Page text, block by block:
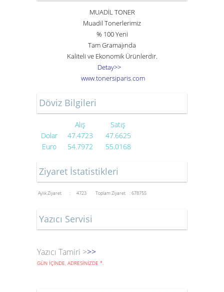
MUADİL TONER
Muadil Tonerlerimiz
% 100 Yeni
Tam Gramajında
Kaliteli ve Ekonomik Ürünlerdir.
Detay>>
www.tonersiparis.com
Döviz Bilgileri
Alış
Satış
Dolar
47.4723
47.6625
Euro
54.7972 55.0168
Ziyaret İstatistikleri
Aylık Ziyaret : 4723 Toplam Ziyaret : 678755
Yazıcı Servisi
Yazıcı Tamiri >>>
GÜN İÇİNDE, ADRESİNİZDE *.